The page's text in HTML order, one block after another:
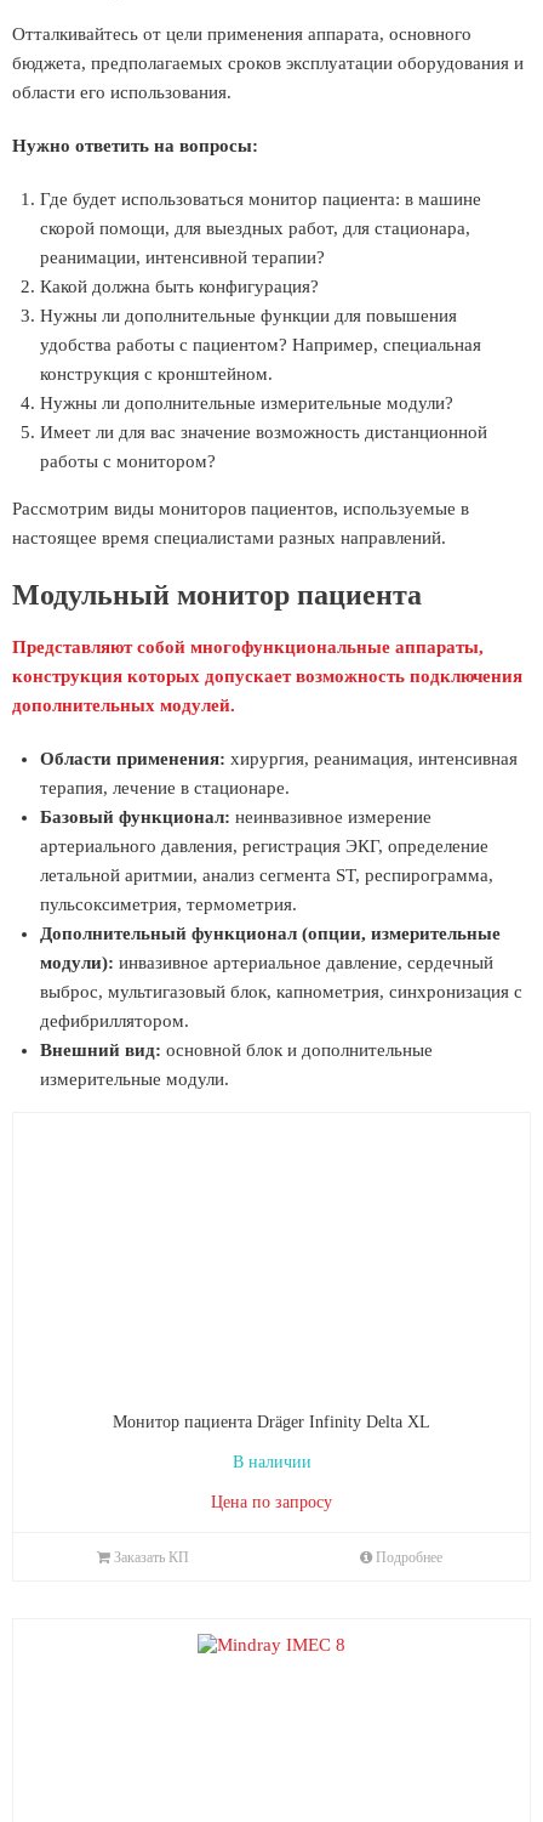
Отталкивайтесь от цели применения аппарата, основного
бюджета, предполагаемых сроков эксплуатации оборудования и
области его использования.
Нужно ответить на вопросы:
Где будет использоваться монитор пациента: в машине
скорой помощи, для выездных работ, для стационара,
реанимации, интенсивной терапии?
Какой должна быть конфигурация?
Нужны ли дополнительные функции для повышения
удобства работы с пациентом? Например, специальная
конструкция с кронштейном.
Нужны ли дополнительные измерительные модули?
Имеет ли для вас значение возможность дистанционной
работы с монитором?
Рассмотрим виды мониторов пациентов, используемые в
настоящее время специалистами разных направлений.
Модульный монитор пациента
Представляют собой многофункциональные аппараты,
конструкция которых допускает возможность подключения
дополнительных модулей.
Области применения: хирургия, реанимация, интенсивная
терапия, лечение в стационаре.
Базовый функционал: неинвазивное измерение
артериального давления, регистрация ЭКГ, определение
летальной аритмии, анализ сегмента ST, респирограмма,
пульсоксиметрия, термометрия.
Дополнительный функционал (опции, измерительные
модули): инвазивное артериальное давление, сердечный
выброс, мультигазовый блок, капнометрия, синхронизация с
дефибриллятором.
Внешний вид: основной блок и дополнительные
измерительные модули.
Монитор пациента Dräger Infinity Delta XL
В наличии
Цена по запросу
Заказать КП Подробнее